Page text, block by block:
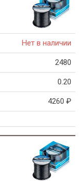
Нет в наличии
2480
0.20
4260 ₽